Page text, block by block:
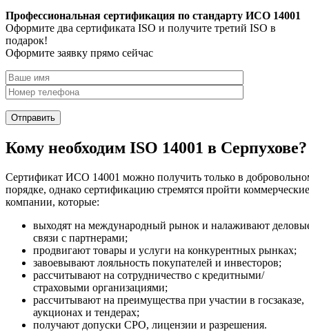
Профессиональная сертификация по стандарту ИСО 14001
Оформите два сертификата ISO и получите третий ISO в
подарок!
Оформите заявку прямо сейчас
Кому необходим ISO 14001 в Серпухове?
Сертификат ИСО 14001 можно получить только в
порядке, однако сертификацию стремятся пройти коммерческие
компании, которые:
выходят на международный рынок и налаживают
связи с партнерами;
продвигают товары и услуги на конкурентных рынках;
завоевывают лояльность покупателей и инвесторов;
рассчитывают на сотрудничество с кредитными/
страховыми организациями;
рассчитывают на преимущества при участии в госзаказе,
аукционах и тендерах;
получают допуски СРО, лицензии и разрешения.